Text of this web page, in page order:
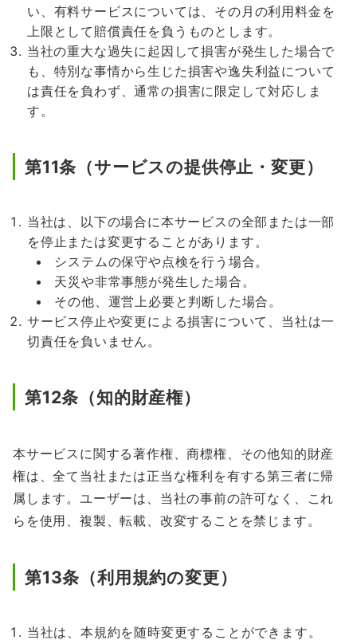
い、有料サービスについては、その月の利用料金を
上限として賠償責任を負うものとします。
当社の重大な過失に起因して損害が発生した場合で
も、特別な事情から生じた損害や逸失利益について
は責任を負わず、通常の損害に限定して対応しま
す。
第11条（サービスの提供停止・変更）
当社は、以下の場合に本サービスの全部または一部
を停止または変更することがあります。
システムの保守や点検を行う場合。
天災や非常事態が発生した場合。
その他、運営上必要と判断した場合。
サービス停止や変更による損害について、当社は一
切責任を負いません。
第12条（知的財産権）
本サービスに関する著作権、商標権、その他知的財産
権は、全て当社または正当な権利を有する第三者に帰
属します。ユーザーは、当社の事前の許可なく、これ
らを使用、複製、転載、改変することを禁じます。
第13条（利用規約の変更）
当社は、本規約を随時変更することができます。